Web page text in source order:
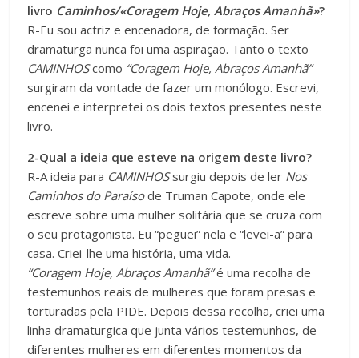
livro Caminhos/«Coragem Hoje, Abraços Amanhã»?
R-Eu sou actriz e encenadora, de formação. Ser
dramaturga nunca foi uma aspiração. Tanto o texto
CAMINHOScomo “Coragem Hoje, Abraços Amanhã”
surgiram da vontade de fazer um monólogo. Escrevi,
encenei e interpretei os dois textos presentes neste
livro.
2-Qual a ideia que esteve na origem deste livro?
R-A ideia para CAMINHOSsurgiu depois de ler Nos
Caminhos do Paraísode Truman Capote, onde ele
escreve sobre uma mulher solitária que se cruza com
o seu protagonista. Eu “peguei” nela e “levei-a” para
casa. Criei-lhe uma história, uma vida.
“Coragem Hoje, Abraços Amanhã”é uma recolha de
testemunhos reais de mulheres que foram presas e
torturadas pela PIDE. Depois dessa recolha, criei uma
linha dramaturgica que junta vários testemunhos, de
diferentes mulheres em diferentes momentos da